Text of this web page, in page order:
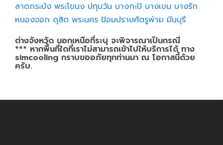
ลาดกระบัง พระโขนง ปทุมวัน บางกะปิ บางเขน บางรัก
หนองจอก ดุสิต พระนคร ป้อมปราบศัตรูพ่าย มีนบุรี
ต่างจังหวัด นอกเหนือที่ระบุ จะพิจารณาเป็นกรณี
*** หากพื้นที่ใดที่เราไม่สามารถเข้าไปให้บริการได้ ทาง
simcooling กราบขออภัยทุกท่านมา ณ โอกาสนี้ด้วย
ครับ.